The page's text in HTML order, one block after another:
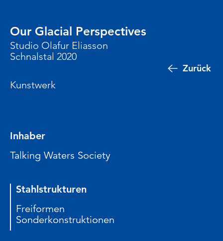
Zurück
Our Glacial Perspectives
Studio Olafur Eliasson
Schnalstal 2020
Kunstwerk
Inhaber
Talking Waters Society
Stahlstrukturen
Freiformen
Sonderkonstruktionen